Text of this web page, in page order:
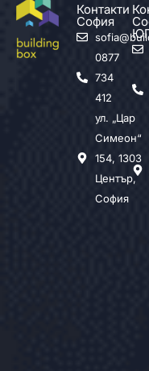
Контакти
София
0877
734
412
ул. „Цар
Симеон“
154, 1303
Център,
София